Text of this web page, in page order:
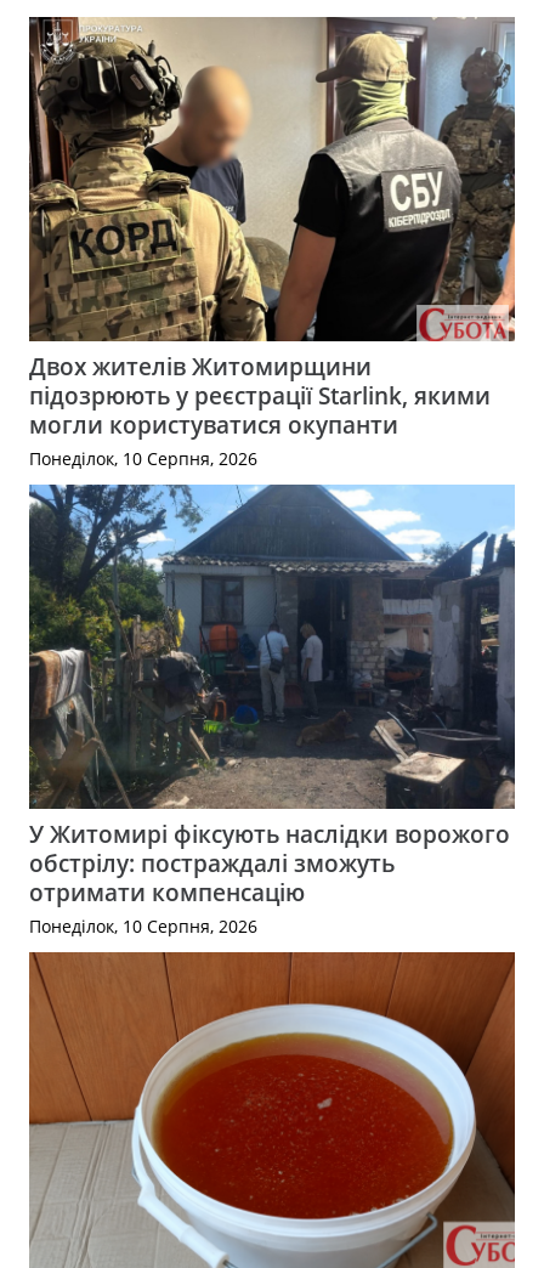
Двох жителів Житомирщини
підозрюють у реєстрації Starlink, якими
могли користуватися окупанти
Понеділок, 10 Серпня, 2026
У Житомирі фіксують наслідки ворожого
обстрілу: постраждалі зможуть
отримати компенсацію
Понеділок, 10 Серпня, 2026